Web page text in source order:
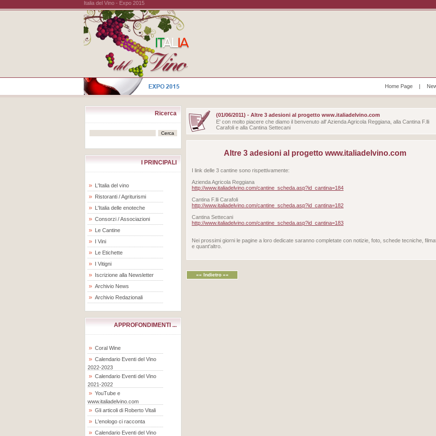
Italia del Vino - Expo 2015
Home Page |
Ricerca
I PRINCIPALI
L'Italia del vino
Ristoranti / Agriturismi
L'Italia delle enoteche
Consorzi / Associazioni
Le Cantine
I Vini
Le Etichette
I Vitigni
Iscrizione alla Newsletter
Archivio News
Archivio Redazionali
APPROFONDIMENTI ...
Coral Wine
Calendario Eventi del Vino
2022-2023
Calendario Eventi del Vino
2021-2022
YouTube e
www.italiadelvino.com
Gli articoli di Roberto Vitali
L'enologo ci racconta
Calendario Eventi del Vino
(01/06/2011) - Altre 3 adesioni al progetto www.italiadelvino.com
E' con molto piacere che diamo il benvenuto all' Azienda Agricola Reggiana, alla Cantina F.lli
Carafoli e alla Cantina Settecani
Altre 3 adesioni al progetto www.italiadelvino.com
I link delle 3 cantine sono rispettivamente:
Azienda Agricola Reggiana
http://www.italiadelvino.com/cantine_scheda.asp?id_cantina=184
Cantina F.lli Carafoli
http://www.italiadelvino.com/cantine_scheda.asp?id_cantina=182
Cantina Settecani
http://www.italiadelvino.com/cantine_scheda.asp?id_cantina=183
Nei prossimi giorni le pagine a loro dedicate saranno completate con notizie, foto, schede tecniche,
e quant'altro.
«« Indietro ««